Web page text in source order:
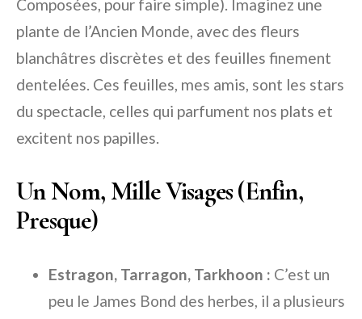
Composées, pour faire simple). Imaginez une
plante de l’Ancien Monde, avec des fleurs
blanchâtres discrètes et des feuilles finement
dentelées. Ces feuilles, mes amis, sont les stars
du spectacle, celles qui parfument nos plats et
excitent nos papilles.
Un Nom, Mille Visages (Enfin,
Presque)
Estragon, Tarragon, Tarkhoon : C’est un
peu le James Bond des herbes, il a plusieurs